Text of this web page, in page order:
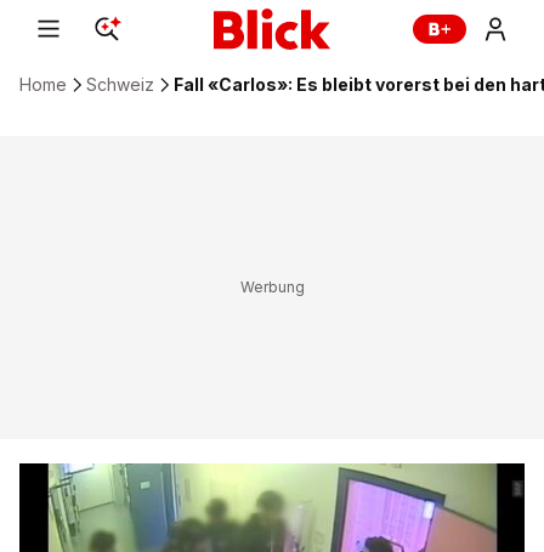
Home Schweiz Fall «Carlos»: Es bleibt vorerst bei den